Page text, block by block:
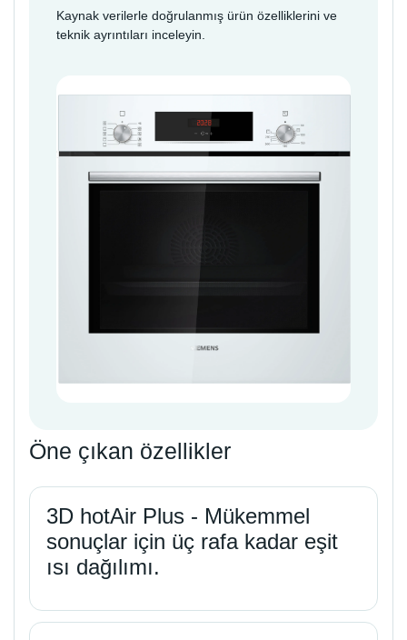
Kaynak verilerle doğrulanmış ürün özelliklerini ve
teknik ayrıntıları inceleyin.
Öne çıkan özellikler
3D hotAir Plus - Mükemmel
sonuçlar için üç rafa kadar eşit
ısı dağılımı.